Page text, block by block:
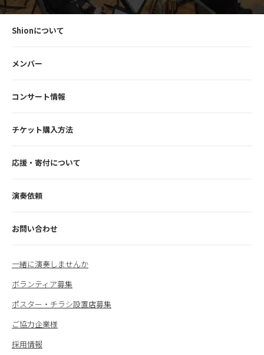
Shionについて
メンバー
コンサート情報
チケット購入方法
応援・寄付について
演奏依頼
お問い合わせ
一緒に演奏しませんか
ボランティア募集
ポスター・チラシ設置店募集
ご協力企業様
採用情報